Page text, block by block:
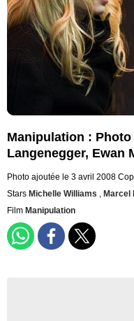
Manipulation :
Langenegger, Ewan
Photo ajoutée le 3 avril 2008
Stars Michelle Williams , Marcel
Film Manipulation